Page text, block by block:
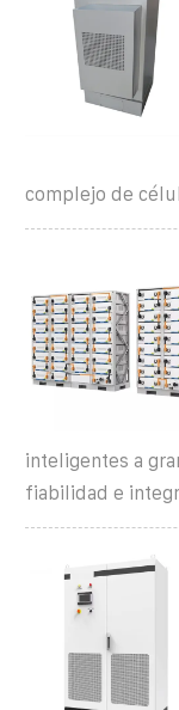
complejo de
inteligentes a
fiabilidad e